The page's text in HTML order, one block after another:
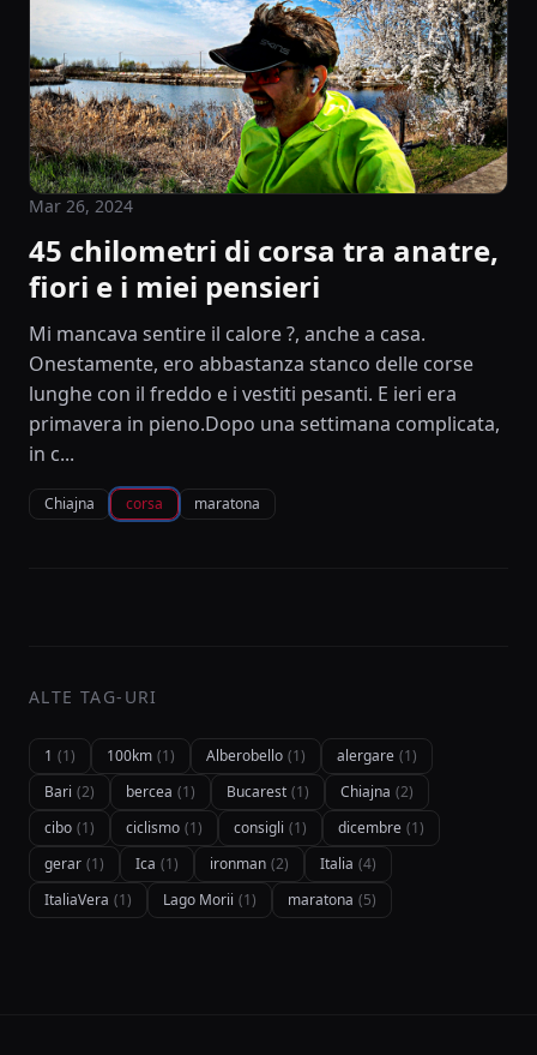
Mar 26, 2024
45 chilometri di corsa tra anatre,
fiori e i miei pensieri
Mi mancava sentire il calore ?, anche a casa.
Onestamente, ero abbastanza stanco delle corse
lunghe con il freddo e i vestiti pesanti. E ieri era
primavera in pieno.Dopo una settimana complicata,
in c...
Chiajna corsa maratona
ALTE TAG-URI
1 (1) 100km (1) Alberobello (1) alergare (1)
Bari (2) bercea (1) Bucarest (1) Chiajna (2)
cibo (1) ciclismo (1) consigli (1) dicembre (1)
gerar (1) Ica (1) ironman (2) Italia (4)
ItaliaVera (1) Lago Morii (1) maratona (5)